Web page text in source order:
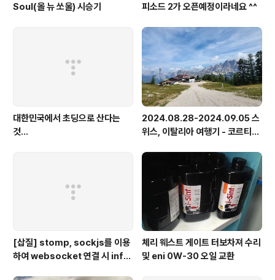
Soul(올 뉴 쏘울) 시승기
피소드 2가 오픈예정이라네요 ^^
대한민국에서 초딩으로 산다는
것...
2024.08.28-2024.09.05 스
위스, 이탈리아 여행기 - 코르티나
스
[삽질] stomp, sockjs를 이용
하여 websocket 연결 시 info
체리 웨스트 게이트 터보차져 수리
및 eni 0W-30 오일 교환